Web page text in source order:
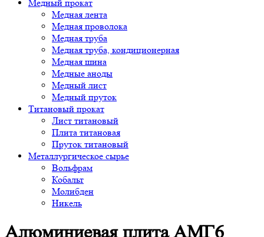
Медный прокат
Медная лента
Медная проволока
Медная труба
Медная труба, кондиционерная
Медная шина
Медные аноды
Медный лист
Медный пруток
Титановый прокат
Лист титановый
Плита титановая
Пруток титановый
Металлургическое сырье
Вольфрам
Кобальт
Молибден
Никель
Алюминиевая плита АМГ6